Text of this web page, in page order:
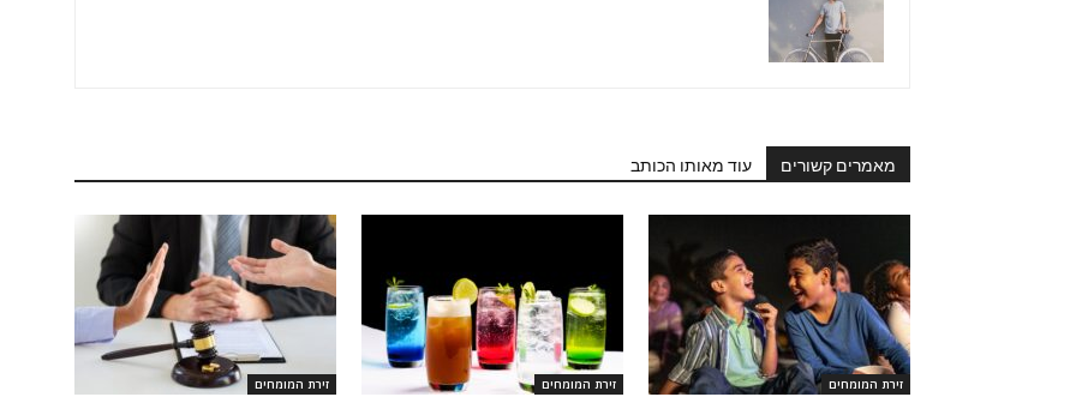
מאמרים קשורים עוד מאותו הכותב
זירת המומחים זירת המומחים זירת המומחים